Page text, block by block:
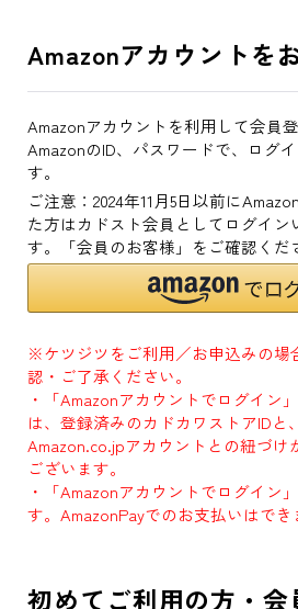
Amazonアカウントを
Amazonアカウントを利用して会員
AmazonのID、パスワードで、ログ
す。
ご注意：2024年11月5日以前に
た方はカドスト会員としてログイン
す。「会員のお客様」をご確認くだ
※ケツジツをご利用／お申込みの場
認・ご了承ください。
・「Amazonアカウントでログイン
は、登録済みのカドカワストアIDと
Amazon.co.jpアカウントとの紐づけ
ございます。
・「Amazonアカウントでログイン
す。AmazonPayでのお支払いはでき
初めてご利用の方・会